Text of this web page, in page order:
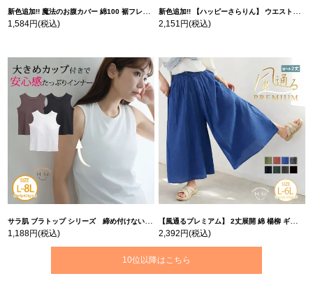
新色追加!! 魔法のお腹カバー 綿100 裾フレア Tシャツ | 大きいサイズの通販ならハッピーマリリン
1,584円(税込)
新色追加!! 【ハッピーさらりん】 ウエストタック入り スッキリ魅せ コクーントップス | 大きいサイズの通販ならハッピーマリリン
2,151円(税込)
サラ肌 ブラトップ シリーズ 締め付けない リブ タンクトップ | 大きいサイズの通販ならハッピーマリリン
1,188円(税込)
【風通るプレミアム】 2丈展開 綿 楊柳 ギャザー フレア スカンツ 【ウェストゴム】 | 大きいサイズの通販ならハッピーマリリン
2,392円(税込)
10位以降はこちら